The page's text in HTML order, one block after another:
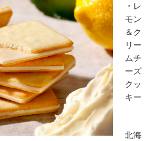
・レ
モン
＆ク
リー
ムチ
ーズ
クッ
キー
北海